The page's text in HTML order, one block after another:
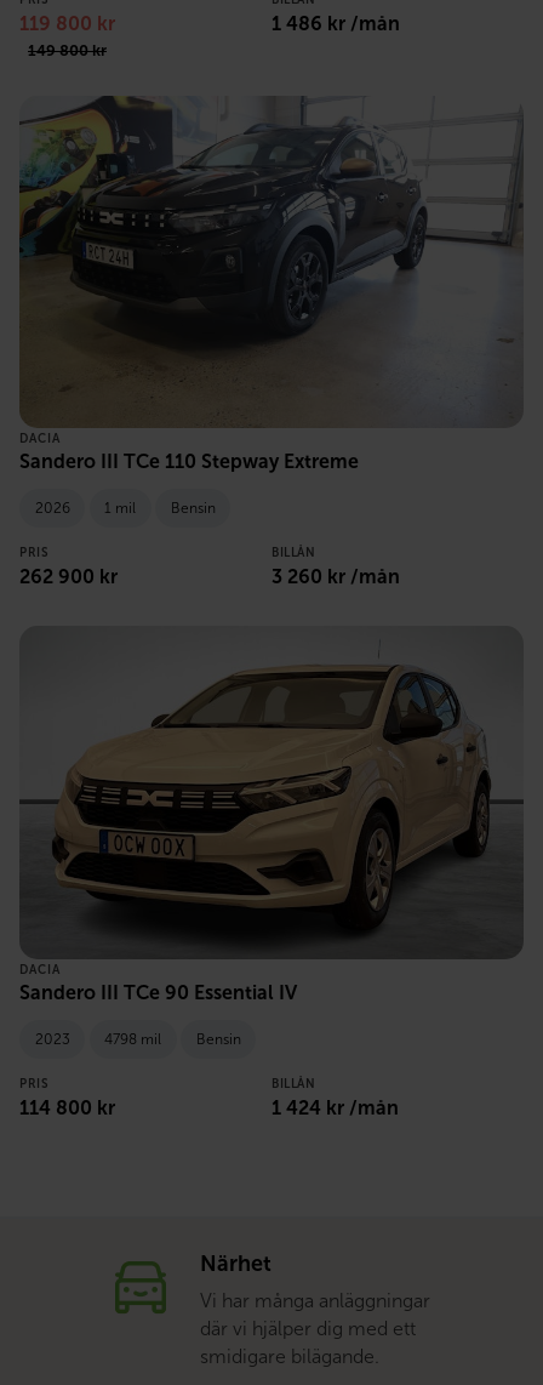
119 800 kr
149 800 kr
1 486 kr /mån
DACIA
Sandero III TCe 110 Stepway Extreme
2026 1 mil Bensin
PRIS
262 900 kr
BILLÅN
3 260 kr /mån
DACIA
Sandero III TCe 90 Essential IV
2023 4798 mil Bensin
PRIS
114 800 kr
BILLÅN
1 424 kr /mån
Närhet
Vi har många anläggningar
där vi hjälper dig med ett
smidigare bilägande.